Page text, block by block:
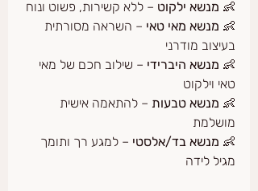
👶 מנשא ילקוט – ללא קשירות, פשוט ונוח
👶 מנשא מאי טאי – השראה מסורתית
בעיצוב מודרני
👶 מנשא היברידי – שילוב חכם של מאי
טאי וילקוט
👶 מנשא טבעות – להתאמה אישית
מושלמת
👶 מנשא בד/אלסטי – למגע רך ותומך
מגיל לידה